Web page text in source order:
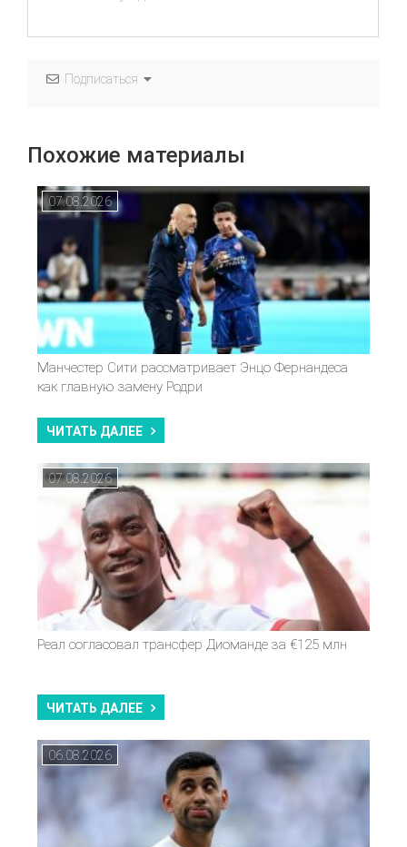
Подписаться
Похожие материалы
07.08.2026
Манчестер Сити рассматривает Энцо Фернандеса
как главную замену Родри
ЧИТАТЬ ДАЛЕЕ
07.08.2026
Реал согласовал трансфер Диоманде за €125 млн
ЧИТАТЬ ДАЛЕЕ
06.08.2026